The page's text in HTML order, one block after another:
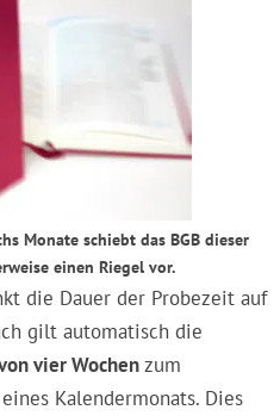
Monate schiebt das BGB dieser
einen Riegel vor.
die Dauer der Probezeit auf
gilt automatisch die
vier Wochenzum
Kalendermonats. Dies